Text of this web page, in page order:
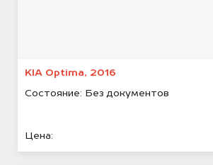
KIA Optima, 2016
Состояние: Без документов
Цена: